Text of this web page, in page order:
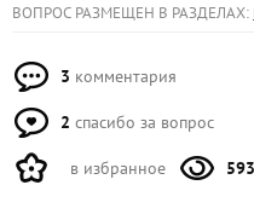
ВОПРОС РАЗМЕЩЕН В РАЗДЕЛАХ:
3 комментария
2 спасибо за вопрос
в избранное